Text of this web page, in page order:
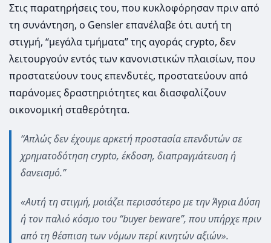
Στις παρατηρήσεις του, που κυκλοφόρησαν πριν από
τη συνάντηση, ο Gensler επανέλαβε ότι αυτή τη
στιγμή, “μεγάλα τμήματα” της αγοράς crypto, δεν
λειτουργούν εντός των κανονιστικών πλαισίων, που
προστατεύουν τους επενδυτές, προστατεύουν από
παράνομες δραστηριότητες και διασφαλίζουν
οικονομική σταθερότητα.
“Απλώς δεν έχουμε αρκετή προστασία επενδυτών σε
χρηματοδότηση crypto, έκδοση, διαπραγμάτευση ή
δανεισμό.”
«Αυτή τη στιγμή, μοιάζει περισσότερο με την Άγρια Δύση
ή τον παλιό κόσμο του “buyer beware”, που υπήρχε πριν
από τη θέσπιση των νόμων περί κινητών αξιών».